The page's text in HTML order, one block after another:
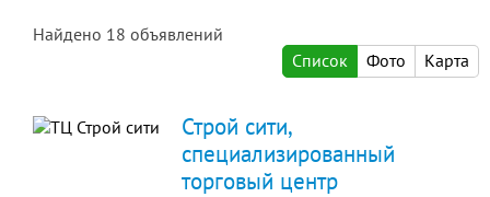
Найдено 18 объявлений
Список
Фото Карта
Строй сити,
специализированный
торговый центр